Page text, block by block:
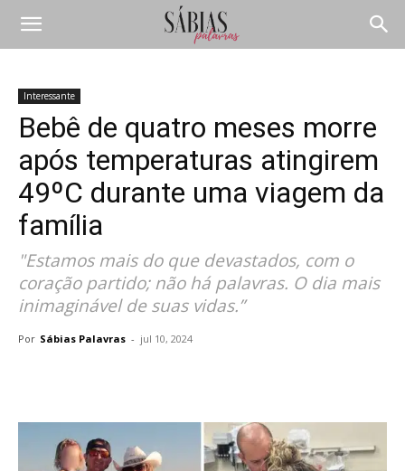
Interessante
Bebê de quatro meses morre
após temperaturas atingirem
49ºC durante uma viagem da
família
"Estamos mais do que devastados, com o
coração partido; não há palavras. O dia mais
inimaginável de suas vidas.”
Por Sábias Palavras - jul 10, 2024